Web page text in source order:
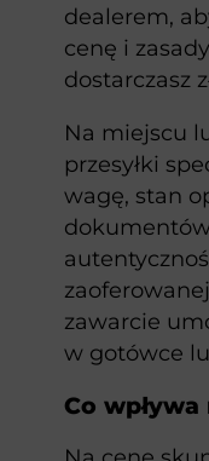
dealerem,
cenę i
dostarczasz
Na miejscu
przesyłki
wagę, stan
zawarcie
w gotówce
Co